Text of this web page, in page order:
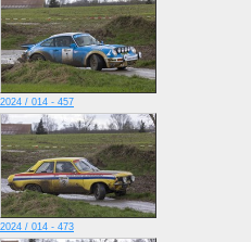
2024 / 014 - 457
2024 / 014 - 473